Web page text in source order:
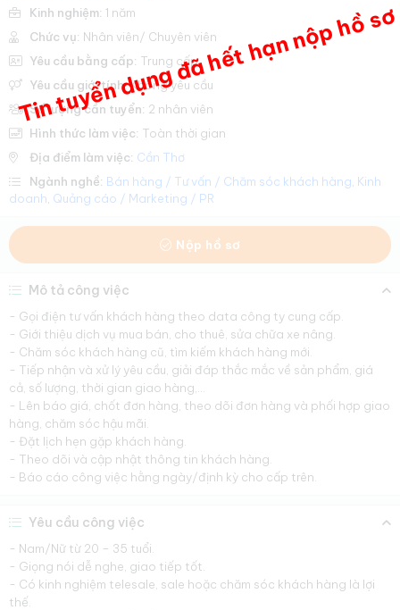
Kinh nghiệm: 1 năm
Chức vụ: Nhân viên/ Chuyên viên
Yêu cầu bằng cấp: Trung cấp
Yêu cầu giới tính:Không yêu cầu
Số lượng cần tuyển: 2 nhân viên
Hình thức làm việc: Toàn thời gian
Địa điểm làm việc: Cần Thơ
Ngành nghề: Bán hàng / Tư vấn / Chăm sóc khách hàng Kinh
doanh Quảng cáo / Marketing / PR
Nộp hồ sơ
Mô tả công việc
- Gọi điện tư vấn khách hàng theo data công ty cung cấp.
- Giới thiệu dịch vụ mua bán, cho thuê, sửa chữa xe nâng.
- Chăm sóc khách hàng cũ, tìm kiếm khách hàng mới.
- Tiếp nhận và xử lý yêu cầu, giải đáp thắc mắc về sản phẩm, giá
cả, số lượng, thời gian giao hàng,…
- Lên báo giá, chốt đơn hàng, theo dõi đơn hàng và phối hợp giao
hàng, chăm sóc hậu mãi.
- Đặt lịch hẹn gặp khách hàng.
- Theo dõi và cập nhật thông tin khách hàng.
- Báo cáo công việc hằng ngày/định kỳ cho cấp trên.
Yêu cầu công việc
- Nam/Nữ từ 20 – 35 tuổi.
- Giọng nói dễ nghe, giao tiếp tốt.
- Có kinh nghiệm telesale, sale hoặc chăm sóc khách hàng là lợi
thế.
Tin tuyển dụng đã hết hạn nộp hồ sơ